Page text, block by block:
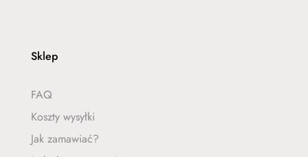
Sklep
FAQ
Koszty wysyłki
Jak zamawiać?